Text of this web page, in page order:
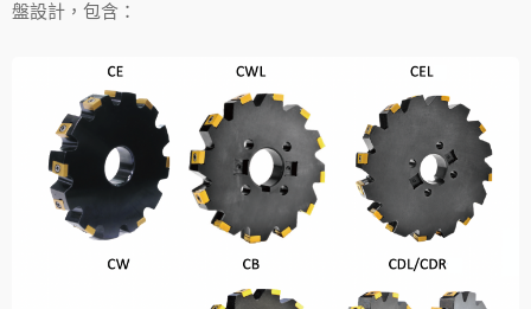
盤設計，包含：